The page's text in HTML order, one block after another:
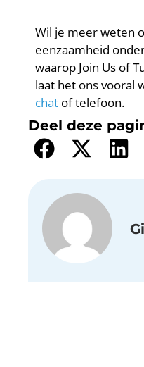
Wil je meer weten
eenzaamheid
waarop Join Us of
laat het ons vooral
chat of telefoon.
Deel deze